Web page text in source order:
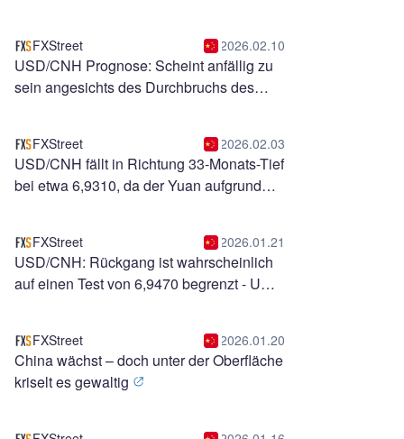
FXStreet 2026.02.10
USD/CNH Prognose: Scheint anfällig zu
sein angesichts des Durchbruchs des
FXStreet 2026.02.03
USD/CNH fällt in Richtung 33-Monats-Tief
bei etwa 6,9310, da der Yuan aufgrund
FXStreet 2026.01.21
USD/CNH: Rückgang ist wahrscheinlich
auf einen Test von 6,9470 begrenzt - UOB
FXStreet 2026.01.20
China wächst – doch unter der Oberfläche
kriselt es gewaltig